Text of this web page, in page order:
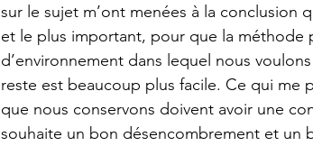
sur le sujet m’ont menées à la conclusion
et le plus important, pour que la
d’environnement dans lequel nous
reste est beaucoup plus facile. Ce qui me
que nous conservons doivent avoir une
souhaite un bon désencombrement et un